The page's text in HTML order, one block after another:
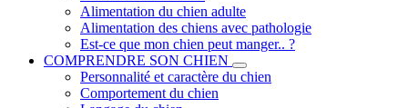
Alimentation du chien adulte
Alimentation des chiens avec pathologie
Est-ce que mon chien peut manger.. ?
COMPRENDRE SON CHIEN
Personnalité et caractère du chien
Comportement du chien